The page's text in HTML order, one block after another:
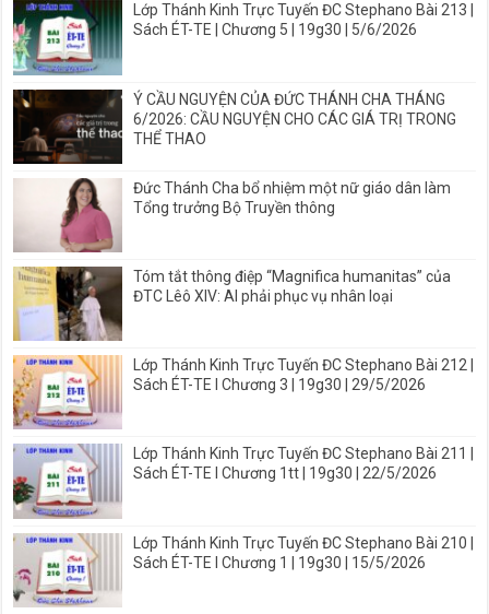
Lớp Thánh Kinh Trực Tuyến ĐC Stephano Bài 213 |
Sách ÉT-TE | Chương 5 | 19g30 | 5/6/2026
Ý CẦU NGUYỆN CỦA ĐỨC THÁNH CHA THÁNG
6/2026: CẦU NGUYỆN CHO CÁC GIÁ TRỊ TRONG
THỂ THAO
Đức Thánh Cha bổ nhiệm một nữ giáo dân làm
Tổng trưởng Bộ Truyền thông
Tóm tắt thông điệp “Magnifica humanitas” của
ĐTC Lêô XIV: AI phải phục vụ nhân loại
Lớp Thánh Kinh Trực Tuyến ĐC Stephano Bài 212 |
Sách ÉT-TE I Chương 3 | 19g30 | 29/5/2026
Lớp Thánh Kinh Trực Tuyến ĐC Stephano Bài 211 |
Sách ÉT-TE I Chương 1tt | 19g30 | 22/5/2026
Lớp Thánh Kinh Trực Tuyến ĐC Stephano Bài 210 |
Sách ÉT-TE I Chương 1 | 19g30 | 15/5/2026